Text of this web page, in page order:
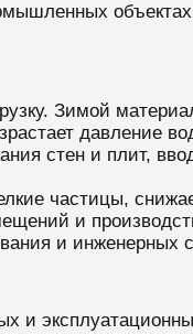
Зимой
давление
стен и плит,
частицы,
и
и инженерных